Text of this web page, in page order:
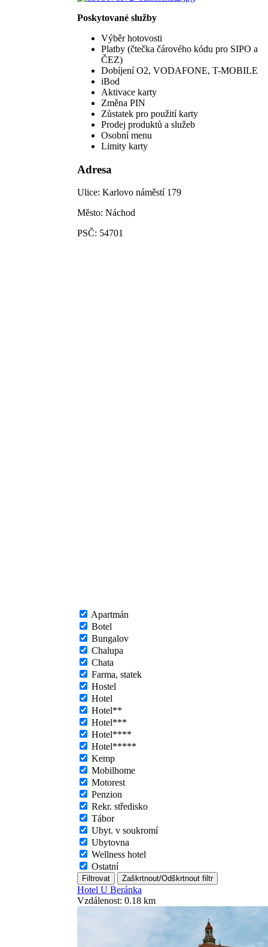
Poskytované služby
Výběr hotovosti
Platby (čtečka čárového kódu pro SIPO a
ČEZ)
Dobíjení O2, VODAFONE, T-MOBILE
iBod
Aktivace karty
Změna PIN
Zůstatek pro použití karty
Prodej produktů a služeb
Osobní menu
Limity karty
Adresa
Ulice: Karlovo náměstí 179
Město: Náchod
PSČ: 54701
Apartmán
Botel
Bungalov
Chalupa
Chata
Farma, statek
Hostel
Hotel
Hotel**
Hotel***
Hotel****
Hotel*****
Kemp
Mobilhome
Motorest
Penzion
Rekr. středisko
Tábor
Ubyt. v soukromí
Ubytovna
Wellness hotel
Ostatní
Hotel U Beránka
Vzdálenost: 0.18 km